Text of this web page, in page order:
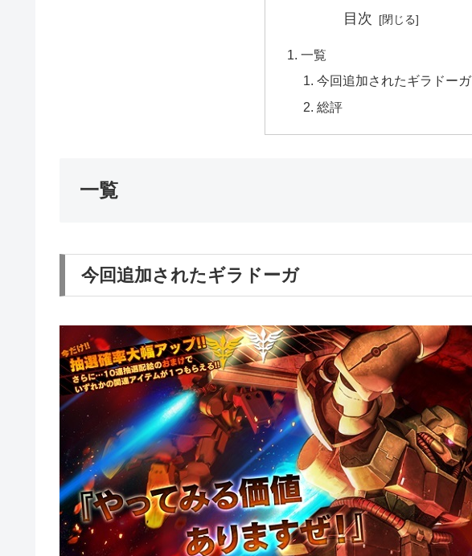
目次
一覧
今回追加されたギラドーガ
総評
一覧
今回追加されたギラドーガ